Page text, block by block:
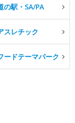
の駅・SA/PA
スレチック
ードテーマパーク